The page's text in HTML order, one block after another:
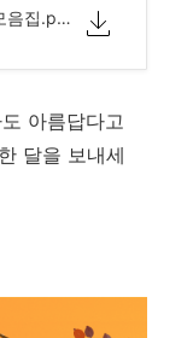
3 10월 인사말 문구 이미지 모음집.png
아름답다고
달을 보내세